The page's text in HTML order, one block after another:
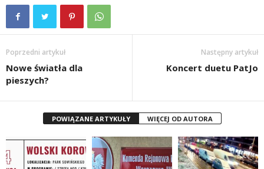
Poprzedni artykuł
Nowe światła dla
pieszych?
Następny artykuł
Koncert duetu PatJo
POWIĄZANE ARTYKUŁY WIĘCEJ OD AUTORA